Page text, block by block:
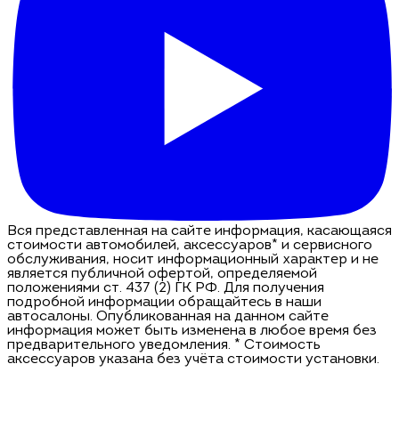
Вся представленная на сайте информация, касающаяся
стоимости автомобилей, аксессуаров* и сервисного
обслуживания, носит информационный характер и не
является публичной офертой, определяемой
положениями ст. 437 (2) ГК РФ. Для получения
подробной информации обращайтесь в наши
автосалоны. Опубликованная на данном сайте
информация может быть изменена в любое время без
предварительного уведомления. * Стоимость
аксессуаров указана без учёта стоимости установки.